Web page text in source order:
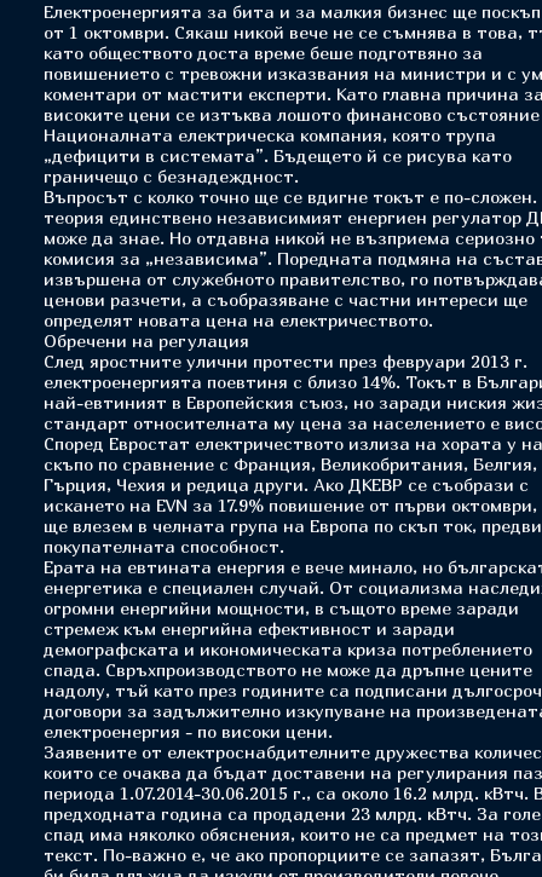
Електроенергията за бита и за малкия бизнес ще
от 1 октомври. Сякаш никой вече не се съмнява в това,
като обществото доста време беше подготвяно за
повишението с тревожни изказвания на министри и с
коментари от мастити експерти. Като главна причина
високите цени се изтъква лошото финансово
Националната електрическа компания, която трупа
„дефицити в системата”. Бъдещето й се рисува като
граничещо с безнадеждност.
Въпросът с колко точно ще се вдигне токът е по-
теория единствено независимият енергиен регулатор
може да знае. Но отдавна никой не възприема сериозно
комисия за „независима”. Поредната подмяна на
извършена от служебното правителство, го
ценови разчети, а съобразяване с частни интереси ще
определят новата цена на електричеството.
Обречени на регулация
След яростните улични протести през февруари 2013 г.
електроенергията поевтиня с близо 14%. Токът в
най-евтиният в Европейския съюз, но заради ниския
стандарт относителната му цена за населението е
Според Евростат електричеството излиза на хората у
скъпо по сравнение с Франция, Великобритания, Белгия,
Гърция, Чехия и редица други. Ако ДКЕВР се съобрази с
искането на EVN за 17.9% повишение от първи
ще влезем в челната група на Европа по скъп ток,
покупателната способност.
Ерата на евтината енергия е вече минало, но
енергетика е специален случай. От социализма
огромни енергийни мощности, в същото време заради
стремеж към енергийна ефективност и заради
демографската и икономическата криза потреблението
спада. Свръхпроизводството не може да дръпне цените
надолу, тъй като през годините са подписани
договори за задължително изкупуване на
електроенергия - по високи цени.
Заявените от електроснабдителните дружества
които се очаква да бъдат доставени на регулирания
периода 1.07.2014-30.06.2015 г., са около 16.2 млрд. кВтч.
предходната година са продадени 23 млрд. кВтч. За
спад има няколко обяснения, които не са предмет на
текст. По-важно е, че ако пропорциите се запазят,